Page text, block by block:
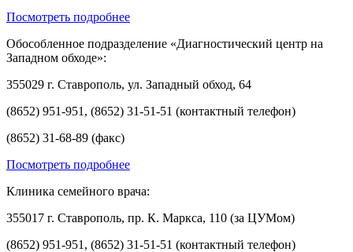
Посмотреть подробнее
Обособленное подразделение «Диагностический центр на
Западном обходе»:
355029 г. Ставрополь, ул. Западный обход, 64
(8652) 951-951, (8652) 31-51-51 (контактный телефон)
(8652) 31-68-89 (факс)
Посмотреть подробнее
Клиника семейного врача:
355017 г. Ставрополь, пр. К. Маркса, 110 (за ЦУМом)
(8652) 951-951, (8652) 31-51-51 (контактный телефон)